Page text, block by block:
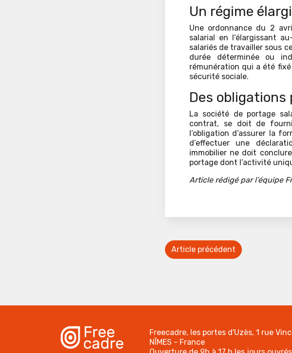
Un régime
Une ordonnance du 2
salarial en l’élargissant
salariés de travailler sous
durée déterminée ou
rémunération qui a été
sécurité sociale.
Des obligations
La société de portage
contrat, se doit de
l’obligation d’assurer la
d’effectuer une
immobilier ne doit
portage dont l’activité
Article rédigé par l’équipe
Article précédent
Freecadre, les portes d'Uzès, 1 rue
NÎMES - France